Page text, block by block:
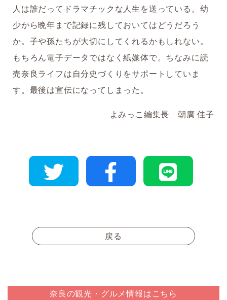
人は誰だってドラマチックな人生を送っている。幼
少から晩年まで記録に残しておいてはどうだろう
か。子や孫たちが大切にしてくれるかもしれない。
もちろん電子データではなく紙媒体で。ちなみに読
売奈良ライフは自分史づくりをサポートしていま
す。最後は宣伝になってしまった。
よみっこ編集長 朝廣 佳子
戻る
奈良の観光・グルメ情報はこちら